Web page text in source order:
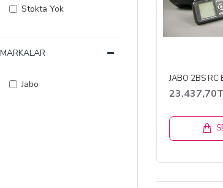
MARKALAR
Jabo
Stokta Yok